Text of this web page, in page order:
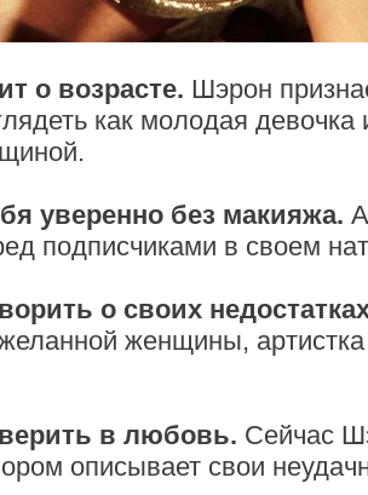
о возрасте. Шэрон
как молодая девочка
уверенно без макияжа.
подписчиками в своем
о своих
женщины, артистка
в любовь. Сейчас
описывает свои